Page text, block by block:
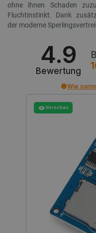
ohne ihnen Schaden
Fluchtinstinkt. Dank
der moderne
4.9
Bewertung
Wie
Vorschau
critData